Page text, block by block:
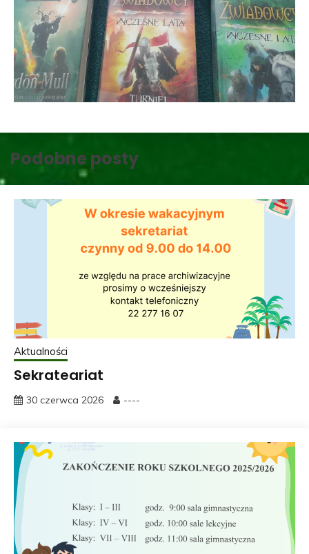
Podobne posty
Aktualności
Sekrateariat
30 czerwca 2026 ----